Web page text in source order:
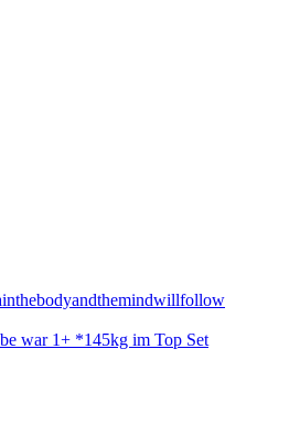
war 1+ *145kg im Top Set